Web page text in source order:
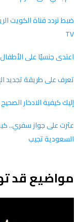
TV
اعتدى جنسيًا على الأطفال
تعرف على طريقة تجديد
إليك كيفية الادخار
عثرت على جواز سفري..
السعودية تجيب
مواضيع قد